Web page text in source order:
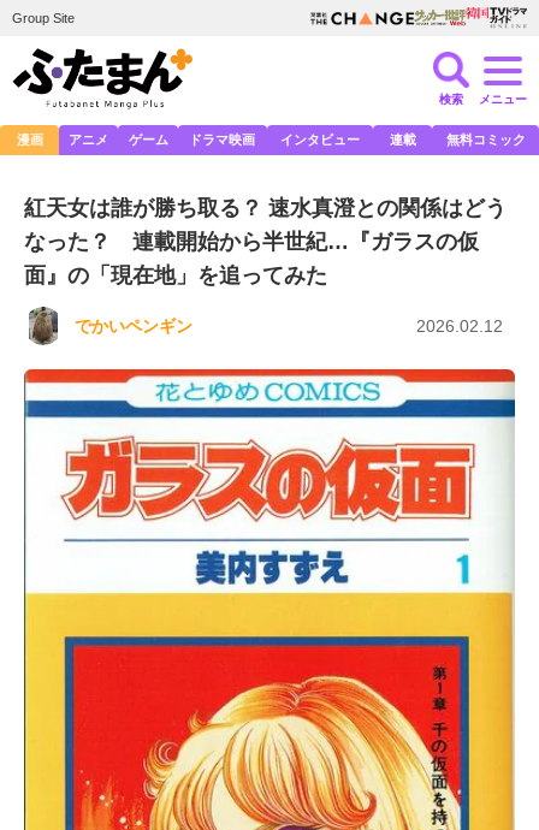
Group Site
検索 メニュー
漫画 アニメ ゲーム ドラマ映画 インタビュー 連載 無料コミック
紅天女は誰が勝ち取る？ 速水真澄との関係はどう
なった？ 連載開始から半世紀…『ガラスの仮
面』の「現在地」を追ってみた
でかいペンギン 2026.02.12